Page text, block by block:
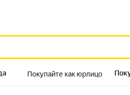
Покупайте как юрлицо